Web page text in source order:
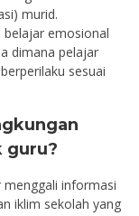
murid.
belajar emosional
dimana pelajar
sesuai
guru?
menggali informasi
iklim sekolah yang